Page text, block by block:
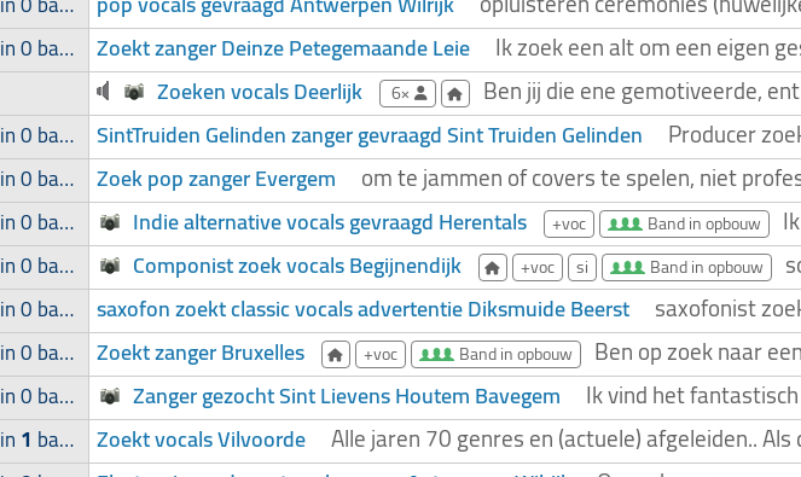
in 0 band Zoekt zanger Deinze Petegemaande Leie Ik zoek een alt om een eigen
Zoeken vocals Deerlijk 6× Ben jij die ene gemotiveerde,
in 0 band SintTruiden Gelinden zanger gevraagd Sint Truiden Gelinden Producer
in 0 band Zoek pop zanger Evergem om te jammen of covers te spelen, niet
in 0 band Indie alternative vocals gevraagd Herentals +voc Band in opbouw
in 0 band Componist zoek vocals Begijnendijk +voc si Band in opbouw
in 0 band saxofon zoekt classic vocals advertentie Diksmuide Beerst saxofonist
in 0 band Zoekt zanger Bruxelles +voc Band in opbouw Ben op zoek naar
in 0 band Zanger gezocht Sint Lievens Houtem Bavegem Ik vind het
in1 band Zoekt vocals Vilvoorde Alle jaren 70 genres en (actuele) afgeleiden..